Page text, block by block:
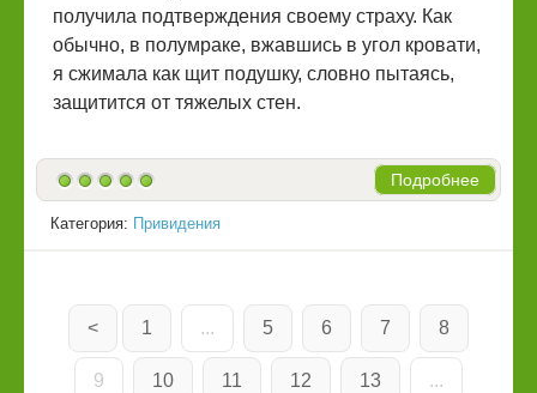
получила подтверждения своему страху. Как
обычно, в полумраке, вжавшись в угол кровати,
я сжимала как щит подушку, словно пытаясь,
защитится от тяжелых стен.
Подробнее
Категория: Привидения
< 1 ... 5 6 7 8
9 10 11 12 13 ...